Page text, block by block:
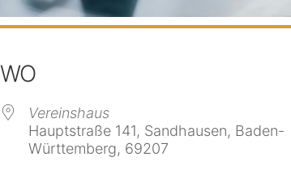
WO
Vereinshaus
Hauptstraße 141, Sandhausen, Baden-
Württemberg, 69207